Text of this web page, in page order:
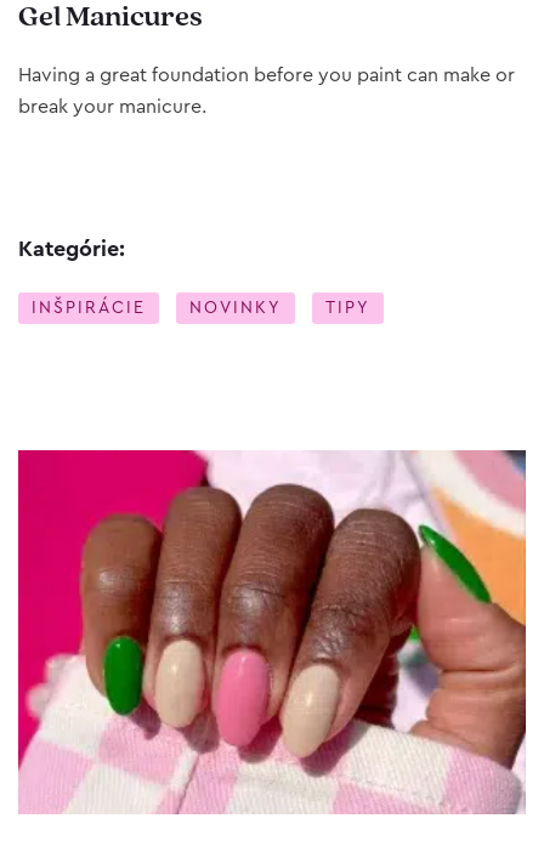
Gel Manicures
Having a great foundation before you paint can make or
break your manicure.
Kategórie:
INŠPIRÁCIE NOVINKY TIPY